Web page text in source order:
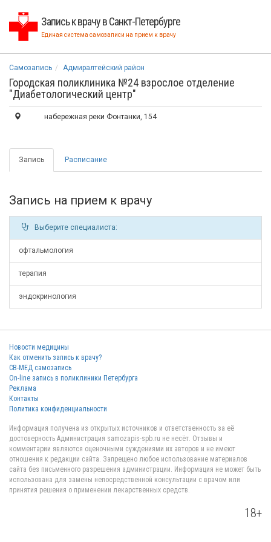
Запись к врачу в Санкт-Петербурге
Единая система самозаписи на прием к врачу
Самозапись Адмиралтейский район
Городская поликлиника №24 взрослое отделение
"Диабетологический центр"
набережная реки Фонтанки, 154
Запись Расписание
Запись на прием к врачу
Выберите специалиста:
офтальмология
терапия
эндокринология
Новости медицины
Как отменить запись к врачу?
СВ-МЕД самозапись
On-line запись в поликлиники Петербурга
Реклама
Контакты
Политика конфиденциальности
Информация получена из открытых источников и ответственность за её
достоверность Администрация samozapis-spb.ru не несёт. Отзывы и
комментарии являются оценочными суждениями их авторов и не имеют
отношения к редакции сайта. Запрещено любое использование материалов
сайта без письменного разрешения администрации. Информация не может быть
использована для замены непосредственной консультации с врачом или
принятия решения о применении лекарственных средств.
18+